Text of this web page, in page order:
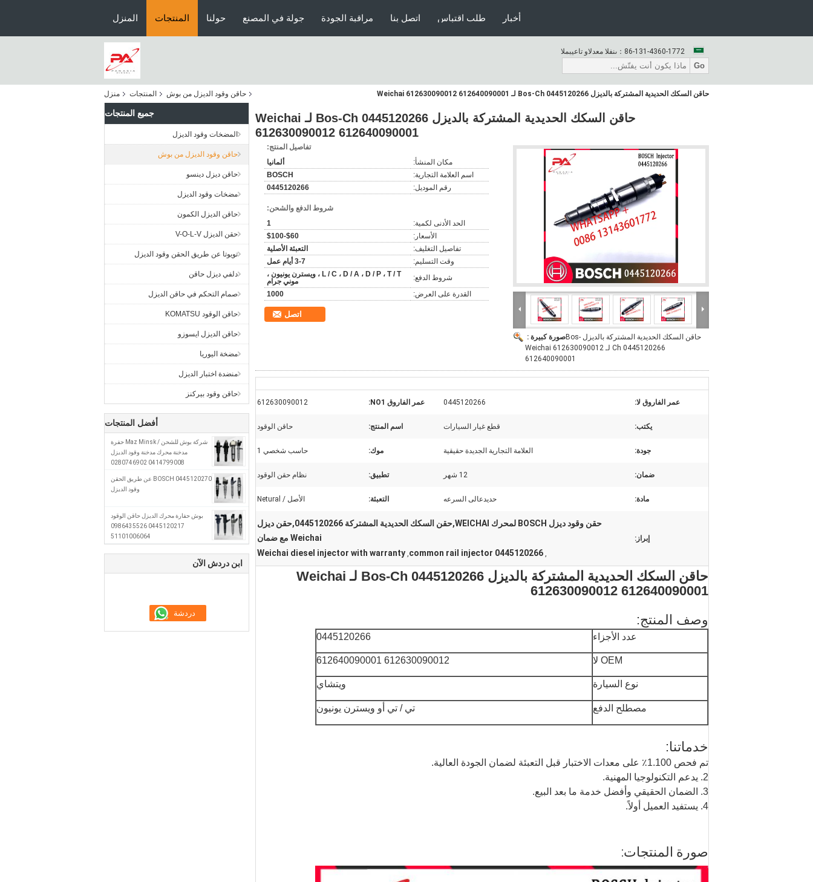
المنزل المنتجات حولنا جولة في المصنع مراقبة الجودة اتصل بنا طلب اقتباس أخبار
المبيعات والدعم الفنى： 86-131-4360-1772
Go
منزل المنتجات حاقن وقود الديزل من بوش حاقن السكك الحديدية المشتركة بالديزل Bos-Ch 0445120266 لـ Weichai 612630090012 612640090001
جميع المنتجات
المضخات وقود الديزل
حاقن وقود الديزل من بوش
حاقن ديزل دينسو
مضخات وقود الديزل
حاقن الديزل الكمون
حقن الديزل V-O-L-V
تويوتا عن طريق الحقن وقود الديزل
دلفي ديزل حاقن
صمام التحكم في حاقن الديزل
حاقن الوقود KOMATSU
حاقن الديزل ايسوزو
مضخة اليوريا
منضدة اختبار الديزل
حاقن وقود بيركنز
أفضل المنتجات
شركة بوش للشحن / Maz Minsk حفرة
مدخنة محرك مدخنة وقود الديزل
0414799008 0280746902
0445120270 BOSCH عن طريق الحقن
وقود الديزل
بوش حفارة محرك الديزل حاقن الوقود
0445120217 0986435526
51101006064
ابن دردش الآن
حاقن السكك الحديدية المشتركة بالديزل Bos-Ch 0445120266 لـ Weichai
612630090012 612640090001
صورة كبيرة :حاقن السكك الحديدية المشتركة بالديزل Bos-
Ch 0445120266 لـ Weichai 612630090012
612640090001
تفاصيل المنتج:
مكان المنشأ:
ألمانيا
اسم العلامة التجارية:
BOSCH
رقم الموديل:
0445120266
شروط الدفع والشحن:
الحد الأدنى لكمية:
1
الأسعار:
$60-$100
تفاصيل التغليف:
التعبئة الأصلية
وقت التسليم:
3-7 أيام عمل
شروط الدفع:
L / C ، D / A ، D / P ، T / T ، ويسترن يونيون ،
موني جرام
القدرة على العرض:
1000
اتصل
عمر الفاروق لا: 0445120266 عمر الفاروق NO1: 612630090012
يكتب: قطع غيار السيارات اسم المنتج: حاقن الوقود
جودة: العلامة التجارية الجديدة حقيقية موك: حاسب شخصي 1
ضمان: 12 شهر تطبيق: نظام حقن الوقود
مادة: حديدعالى السرعه التعبئة: الأصل / Netural
إبراز:
حقن وقود ديزل BOSCH لمحرك WEICHAI,حقن السكك الحديدية المشتركة 0445120266,حقن ديزل
Weichai مع ضمان
,
common rail injector 0445120266
,
Weichai diesel injector with warranty
حاقن السكك الحديدية المشتركة بالديزل Bos-Ch 0445120266 لـ Weichai
612630090012 612640090001
وصف المنتج:
عدد الأجزاء 0445120266
OEM لا 612630090012 612640090001
نوع السيارة ويتشاي
مصطلح الدفع تي / تي أو ويسترن يونيون
خدماتنا:
تم فحص 1.100٪ على معدات الاختبار قبل التعبئة لضمان الجودة العالية.
2. يدعم التكنولوجيا المهنية.
3. الضمان الحقيقي وأفضل خدمة ما بعد البيع.
4. يستفيد العميل أولاً.
صورة المنتجات: